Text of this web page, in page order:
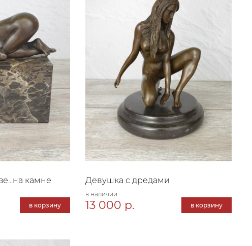
камне
в корзину
Девушка с дредами
в наличии
13 000 р. в корзину